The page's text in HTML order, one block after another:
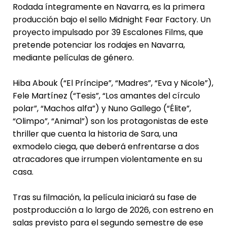
Rodada íntegramente en Navarra, es la primera
producción bajo el sello Midnight Fear Factory. Un
proyecto impulsado por 39 Escalones Films, que
pretende potenciar los rodajes en Navarra,
mediante películas de género.
Hiba Abouk (“El Príncipe”, “Madres”, “Eva y Nicole”),
Fele Martínez (“Tesis”, “Los amantes del círculo
polar”, “Machos alfa”) y Nuno Gallego (“Élite”,
“Olimpo”, “Animal”) son los protagonistas de este
thriller que cuenta la historia de Sara, una
exmodelo ciega, que deberá enfrentarse a dos
atracadores que irrumpen violentamente en su
casa.
Tras su filmación, la película iniciará su fase de
postproducción a lo largo de 2026, con estreno en
salas previsto para el segundo semestre de ese